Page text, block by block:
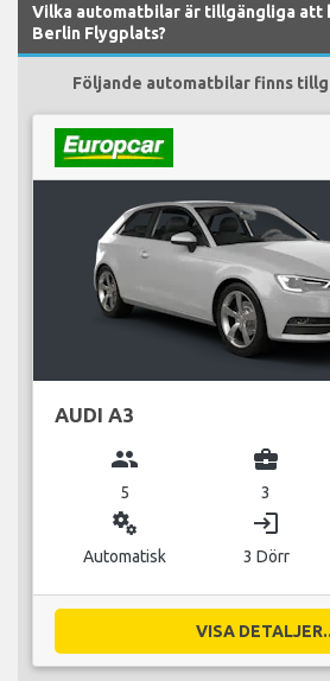
Vilka automatbilar är tillgängliga att
Berlin Flygplats?
Följande automatbilar finns
AUDI A3
group
5
business_center
3
miscellaneous_services
Automatisk
login
3 Dörr
VISA